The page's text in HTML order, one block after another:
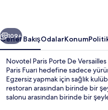
Sonraki
109+
Genel BakışOdalarKonum
Novotel Paris Porte De Versailles
Paris Fuarı hedefine sadece
Egzersiz yapmak için sağlık
restoran arasından birinde bir
salonu arasından birinde bir